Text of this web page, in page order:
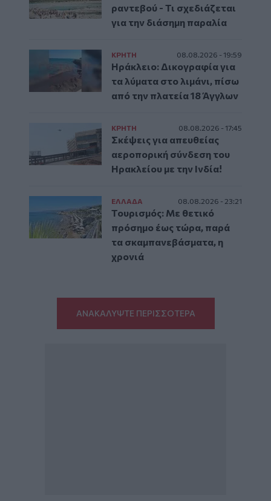
ραντεβού - Τι σχεδιάζεται
για την διάσημη παραλία
ΚΡΗΤΗ 08.08.2026 - 19:59
Ηράκλειο: Δικογραφία για
τα λύματα στο λιμάνι, πίσω
από την πλατεία 18 Άγγλων
ΚΡΗΤΗ 08.08.2026 - 17:45
Σκέψεις για απευθείας
αεροπορική σύνδεση του
Ηρακλείου με την Ινδία!
ΕΛΛAΔΑ 08.08.2026 - 23:21
Τουρισμός: Με θετικό
πρόσημο έως τώρα, παρά
τα σκαμπανεβάσματα, η
χρονιά
ΑΝΑΚΑΛΥΨΤΕ ΠΕΡΙΣΣΟΤΕΡΑ